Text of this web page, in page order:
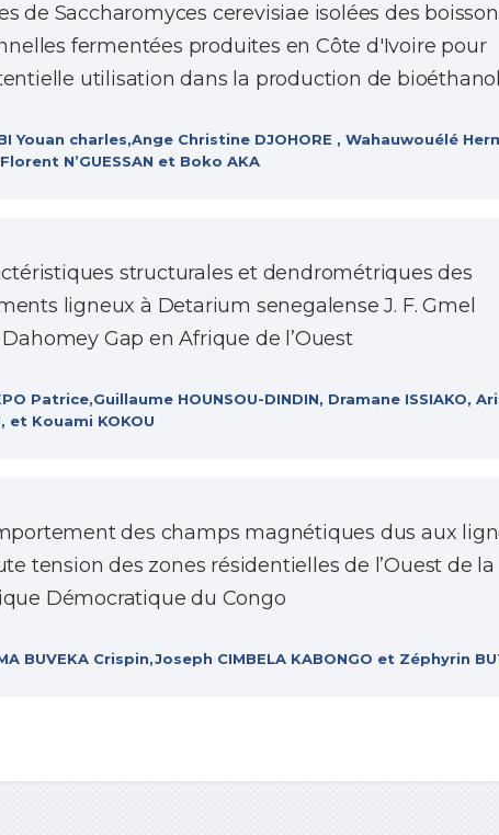
de Saccharomyces cerevisiae isolées des
fermentées produites en Côte d'Ivoire pour
utilisation dans la production de bioéthanol
Youan charles,Ange Christine DJOHORE , Wahauwouélé
N’GUESSAN et Boko AKA
structurales et dendrométriques des
ligneux à Detarium senegalense J. F. Gmel
Gap en Afrique de l’Ouest
Patrice,Guillaume HOUNSOU-DINDIN, Dramane ISSIAKO,
et Kouami KOKOU
des champs magnétiques dus aux
tension des zones résidentielles de l’Ouest de la
Démocratique du Congo
BUVEKA Crispin,Joseph CIMBELA KABONGO et Zéphyrin